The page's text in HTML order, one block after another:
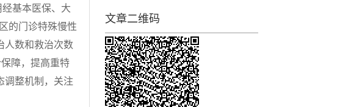
基本医保、大
的门诊特殊慢性
人数和救治次数
障，提高重特
调整机制，关注
文章二维码